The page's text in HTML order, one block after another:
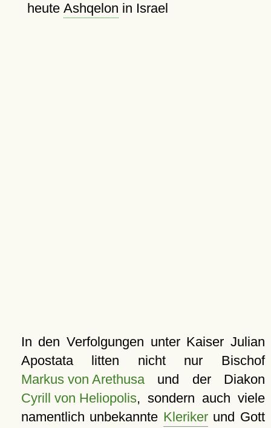
heute Ashqelon in Israel
In den Verfolgungen unter Kaiser Julian
Apostata litten nicht nur Bischof
Markus von Arethusaund der Diakon
Cyrill von Heliopolis, sondern auch viele
namentlich unbekannte Klerikerund Gott